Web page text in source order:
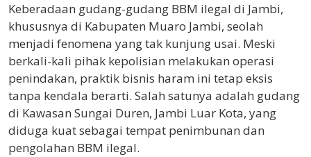
Keberadaan gudang-gudang BBM ilegal di Jambi,
khususnya di Kabupaten Muaro Jambi, seolah
menjadi fenomena yang tak kunjung usai. Meski
berkali-kali pihak kepolisian melakukan operasi
penindakan, praktik bisnis haram ini tetap eksis
tanpa kendala berarti. Salah satunya adalah gudang
di Kawasan Sungai Duren, Jambi Luar Kota, yang
diduga kuat sebagai tempat penimbunan dan
pengolahan BBM ilegal.